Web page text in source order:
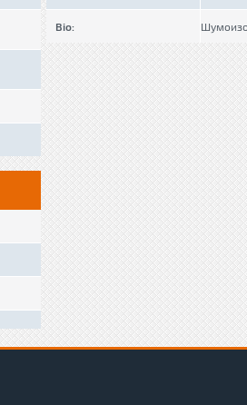
Bio: